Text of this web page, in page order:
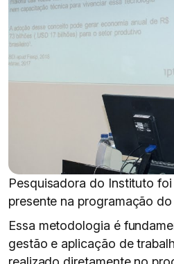
Pesquisadora do Instituto
presente na programação
Essa metodologia é
gestão e aplicação de